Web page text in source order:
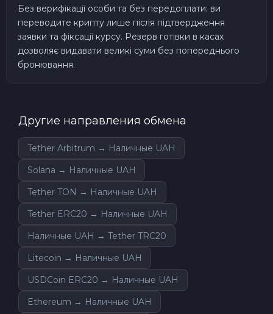
Без верифікації особи та без передоплати: ви
переводите крипту лише після підтвердження
заявки та фіксації курсу. Резерв готівки в касах
дозволяє видавати великі суми без попереднього
бронювання.
Другие направления обмена
Tether Arbitrum → Наличные UAH
Solana → Наличные UAH
Tether TON → Наличные UAH
Tether ERC20 → Наличные UAH
Наличные UAH → Tether TRC20
Litecoin → Наличные UAH
USDCoin ERC20 → Наличные UAH
Ethereum → Наличные UAH